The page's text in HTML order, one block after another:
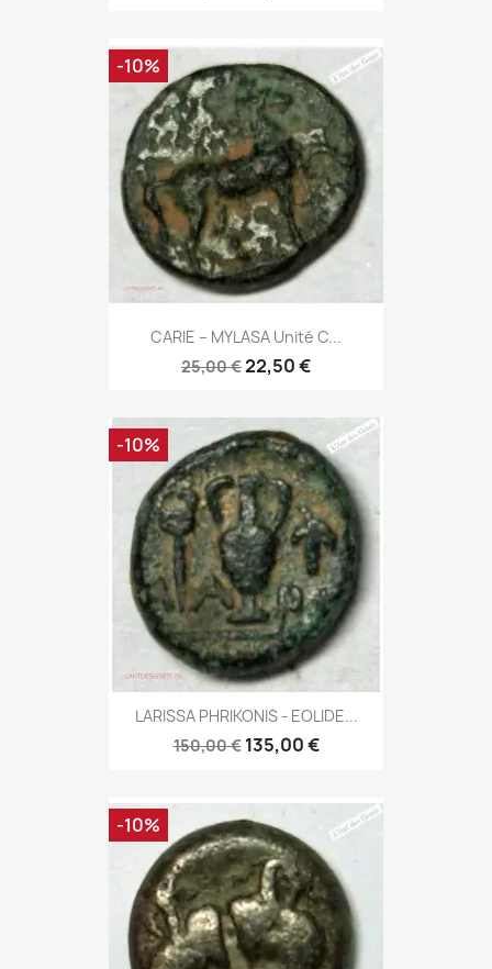
CARIE – MYLASA Unité C...
25,00 €22,50 €
-10%
LARISSA PHRIKONIS - EOLIDE...
150,00 € 135,00 €
-10%
-10%